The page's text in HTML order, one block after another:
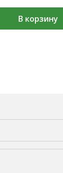
В корзину